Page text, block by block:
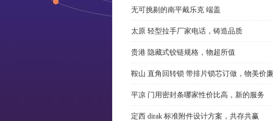
无可挑剔的南平戴乐克 端盖
太原 轻型拉手厂家电话，铸造品质
贵港 隐藏式铰链规格，物超所值
鞍山 直角回转锁 带排片锁芯订做，物美价廉
平凉 门用密封条哪家性价比高，新的服务
定西 dirak 标准附件设计方案，共存共赢